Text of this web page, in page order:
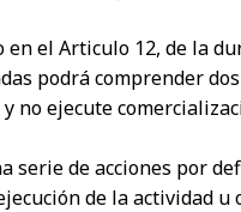
el Articulo 12, de la
podrá comprender
no ejecute
serie de acciones por
de la actividad